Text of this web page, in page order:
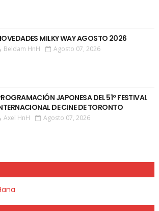
MILKY WAY AGOSTO 2026
Beldam HnH Agosto 07, 2026
JAPONESA DEL 51º FESTIVAL
DE CINE DE TORONTO
Axel HnH Agosto 07, 2026